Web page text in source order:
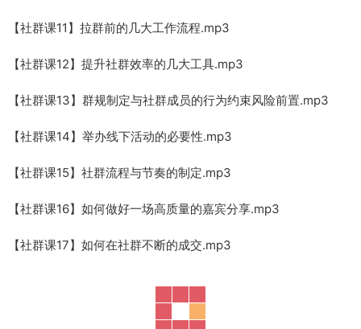
【社群课11】拉群前的几大工作流程.mp3
【社群课12】提升社群效率的几大工具.mp3
【社群课13】群规制定与社群成员的行为约束风险前置.mp3
【社群课14】举办线下活动的必要性.mp3
【社群课15】社群流程与节奏的制定.mp3
【社群课16】如何做好一场高质量的嘉宾分享.mp3
【社群课17】如何在社群不断的成交.mp3